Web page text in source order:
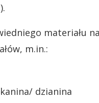
materiału
m.in.:
dzianina